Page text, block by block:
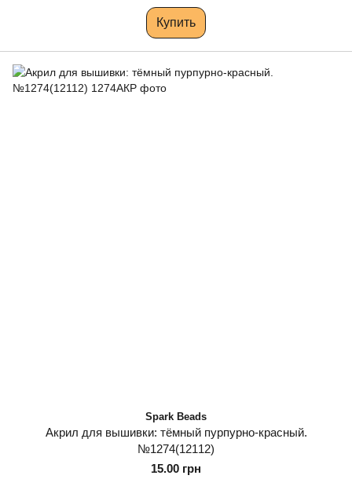
Купить
Spark Beads
Акрил для вышивки: тёмный пурпурно-красный.
№1274(12112)
15.00 грн